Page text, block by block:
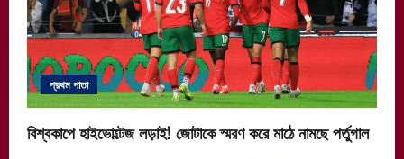
প্রথম পাতা
বিশ্বকাপে হাইভোল্টেজ লড়াই! জোটাকে স্মরণ করে মাঠে নামছে পর্তুগাল